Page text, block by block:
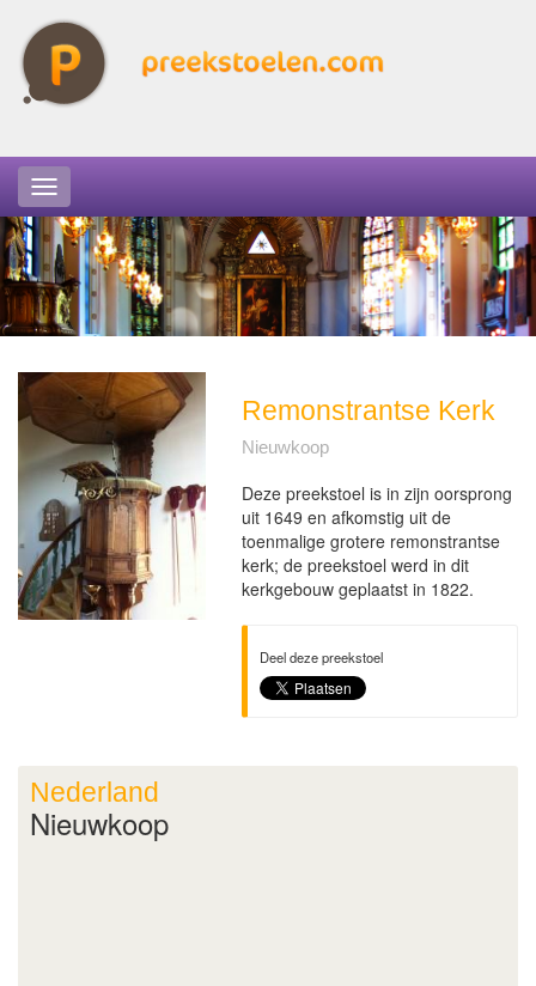
Remonstrantse Kerk
Nieuwkoop
Deze preekstoel is in zijn oorsprong
uit 1649 en afkomstig uit de
toenmalige grotere remonstrantse
kerk; de preekstoel werd in dit
kerkgebouw geplaatst in 1822.
Deel deze preekstoel
Nederland
Nieuwkoop